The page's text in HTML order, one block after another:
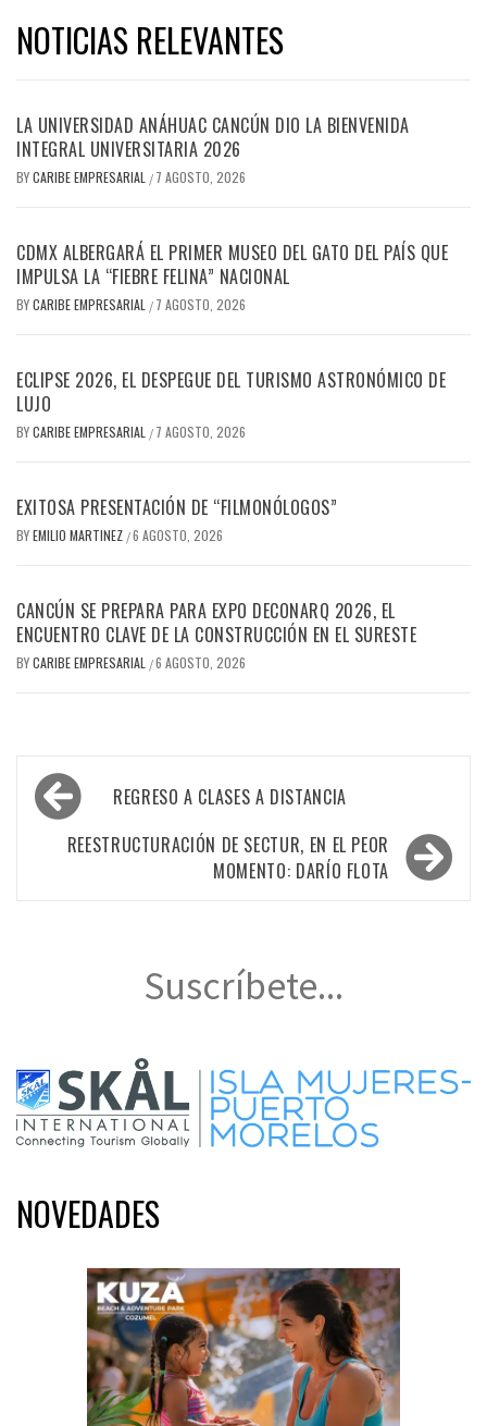
NOTICIAS RELEVANTES
LA UNIVERSIDAD ANÁHUAC CANCÚN DIO LA BIENVENIDA
INTEGRAL UNIVERSITARIA 2026
BYCARIBE EMPRESARIAL / 7 AGOSTO, 2026
CDMX ALBERGARÁ EL PRIMER MUSEO DEL GATO DEL PAÍS QUE
IMPULSA LA “FIEBRE FELINA” NACIONAL
BYCARIBE EMPRESARIAL / 7 AGOSTO, 2026
ECLIPSE 2026, EL DESPEGUE DEL TURISMO ASTRONÓMICO DE
LUJO
BYCARIBE EMPRESARIAL / 7 AGOSTO, 2026
EXITOSA PRESENTACIÓN DE “FILMONÓLOGOS”
BYEMILIO MARTINEZ /6 AGOSTO, 2026
CANCÚN SE PREPARA PARA EXPO DECONARQ 2026, EL
ENCUENTRO CLAVE DE LA CONSTRUCCIÓN EN EL SURESTE
BYCARIBE EMPRESARIAL /6 AGOSTO, 2026
Navegación
de
entradas
REGRESO A CLASES A DISTANCIA
REESTRUCTURACIÓN DE SECTUR, EN EL PEOR
MOMENTO: DARÍO FLOTA
Suscríbete...
NOVEDADES